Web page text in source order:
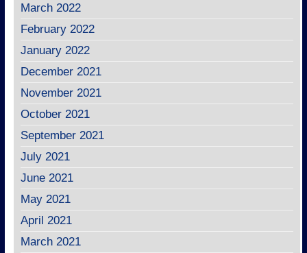
March 2022
February 2022
January 2022
December 2021
November 2021
October 2021
September 2021
July 2021
June 2021
May 2021
April 2021
March 2021